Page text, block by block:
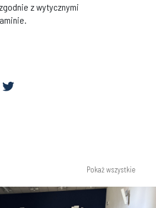
z wytycznymi
Pokaż wszystkie